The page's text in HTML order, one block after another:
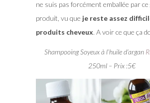
ne suis pas forcément emballée par ce
produit, vu que je reste assez
produits cheveux. A voir ce que ça
Shampooing Soyeux à l’huile d’argan
250ml – Prix :5€